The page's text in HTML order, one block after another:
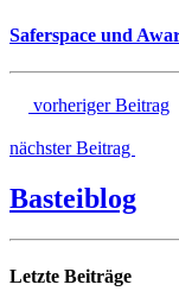
Saferspace und
vorheriger Beitrag
nächster Beitrag
Basteiblog
Letzte Beiträge